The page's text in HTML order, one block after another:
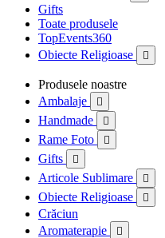
Gifts
Toate produsele
TopEvents360
Obiecte Religioase

Produsele noastre
Ambalaje

Handmade 
Rame Foto 
Gifts 
Articole Sublimare 
Obiecte Religioase 
Crăciun
Aromaterapie
